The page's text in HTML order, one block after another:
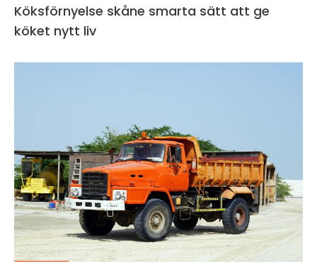
Köksförnyelse skåne smarta sätt att ge
köket nytt liv